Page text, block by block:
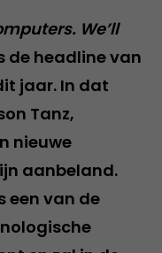
We’ll
de headline van
jaar. In dat
Tanz,
nieuwe
aanbeland.
een van de